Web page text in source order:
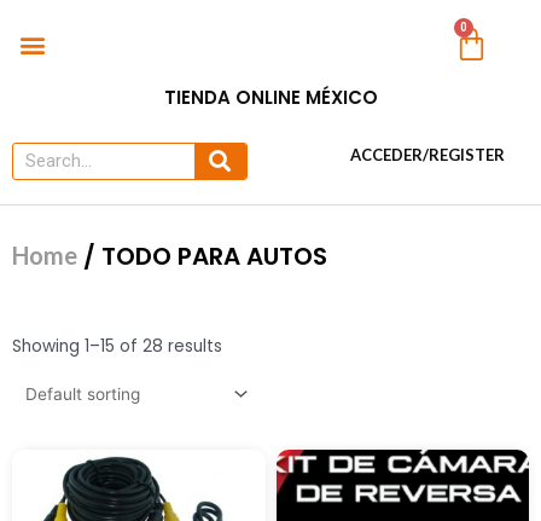
Menu 0
TIENDA ONLINE MÉXICO
Search Search ACCEDER/REGISTER
Home / TODO PARA AUTOS
Showing 1–15 of 28 results